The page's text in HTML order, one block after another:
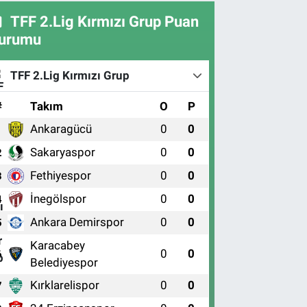
TFF 2.Lig Kırmızı Grup Puan
TFF 2.Lig Kırmızı Grup
Takım O P
Ankaragücü 0 0
Sakaryaspor 0 0
Fethiyespor 0 0
İnegölspor 0 0
Ankara Demirspor 0 0
Karacabey
Belediyespor
0 0
Kırklarelispor 0 0